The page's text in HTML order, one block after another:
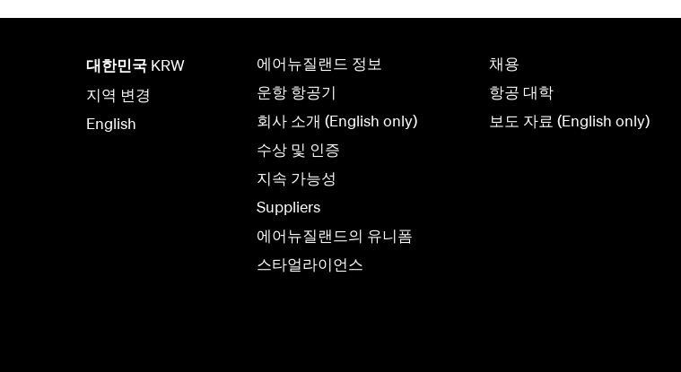
대한민국 KRW
지역 변경
English
에어뉴질랜드 정보
운항 항공기
회사 소개 (English only)
수상 및 인증
지속 가능성
Suppliers
에어뉴질랜드의 유니폼
스타얼라이언스
채용
항공 대학
보도 자료 (English only)